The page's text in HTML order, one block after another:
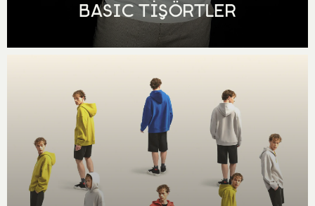
BASIC TİŞÖRTLER